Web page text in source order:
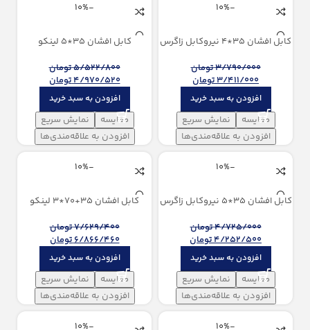
-10%
كابل افشان 35*4 نیروكابل زاگرس
3/790/000تومان
3/411/000تومان
افزودن به سبد خرید
مقایسه
نمایش سریع
افزودن به علاقه‌مندی‌ها
-10%
كابل افشان 35*5 لینکو
5/522/800تومان
4/970/520تومان
افزودن به سبد خرید
مقایسه
نمایش سریع
افزودن به علاقه‌مندی‌ها
-10%
كابل افشان 35*5 نیروكابل زاگرس
4/725/000تومان
4/252/500تومان
افزودن به سبد خرید
مقایسه
نمایش سریع
افزودن به علاقه‌مندی‌ها
-10%
كابل افشان 35+70*3 لینکو
7/629/400تومان
6/866/460تومان
افزودن به سبد خرید
مقایسه
نمایش سریع
افزودن به علاقه‌مندی‌ها
-10%
-10%